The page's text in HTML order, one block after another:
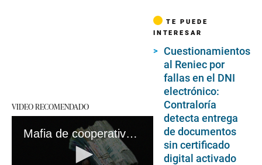
VIDEO RECOMENDADO
Mafia de cooperativas dejó la quiebra a pacientes con cáncer y ancianos #VideosEC #Pasaenlacalle
TE PUEDE
INTERESAR
Cuestionamientos
al Reniec por
fallas en el DNI
electrónico:
Contraloría
detecta entrega
de documentos
sin certificado
digital activado